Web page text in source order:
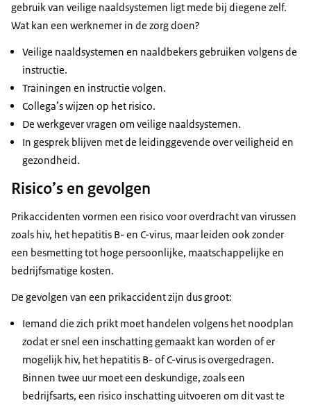
gebruik van veilige naaldsystemen ligt mede bij diegene zelf.
Wat kan een werknemer in de zorg doen?
Veilige naaldsystemen en naaldbekers gebruiken volgens de
instructie.
Trainingen en instructie volgen.
Collega’s wijzen op het risico.
De werkgever vragen om veilige naaldsystemen.
In gesprek blijven met de leidinggevende over veiligheid en
gezondheid.
Risico’s en gevolgen
Prikaccidenten vormen een risico voor overdracht van virussen
zoals hiv, het hepatitis B- en C-virus, maar leiden ook zonder
een besmetting tot hoge persoonlijke, maatschappelijke en
bedrijfsmatige kosten.
De gevolgen van een prikaccident zijn dus groot:
Iemand die zich prikt moet handelen volgens het noodplan
zodat er snel een inschatting gemaakt kan worden of er
mogelijk hiv, het hepatitis B- of C-virus is overgedragen.
Binnen twee uur moet een deskundige, zoals een
bedrijfsarts, een risico inschatting uitvoeren om dit vast te